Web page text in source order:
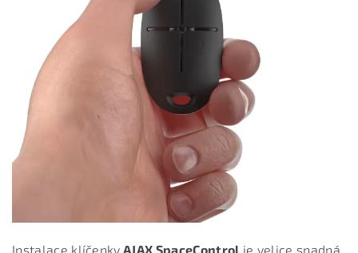
Instalace klíčenky AJAX SpaceControl je velice snadná.